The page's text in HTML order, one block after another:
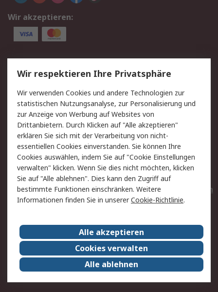
Wir akzeptieren:
Service
Value Added Services
Lieferlösungen
Rücksendungen
Kontakt
Hilfe
Privatkunden
Rechtliches
AGB
Datenschutz
Cookie-Richtlinie
Zahlungsbedingungen
Copyright/Impressum
Entsorgung
Elektrogeräte/Batterien
RS weltweit
Karriere bei RS
Nachhaltigkeit
Qualität/Umwelt/ZertifikatePresse-Center
Event-Center
Wir respektieren Ihre Privatsphäre
Wir verwenden Cookies und andere Technologien zur
statistischen Nutzungsanalyse, zur Personalisierung und
zur Anzeige von Werbung auf Websites von
Drittanbietern. Durch Klicken auf "Alle akzeptieren"
erklären Sie sich mit der Verarbeitung von nicht-
essentiellen Cookies einverstanden. Sie können Ihre
Cookies auswählen, indem Sie auf "Cookie Einstellungen
verwalten" klicken. Wenn Sie dies nicht möchten, klicken
Sie auf "Alle ablehnen". Dies kann den Zugriff auf
bestimmte Funktionen einschränken. Weitere
Informationen finden Sie in unsererCookie-Richtlinie.
Alle akzeptieren
Cookies verwalten
Alle ablehnen